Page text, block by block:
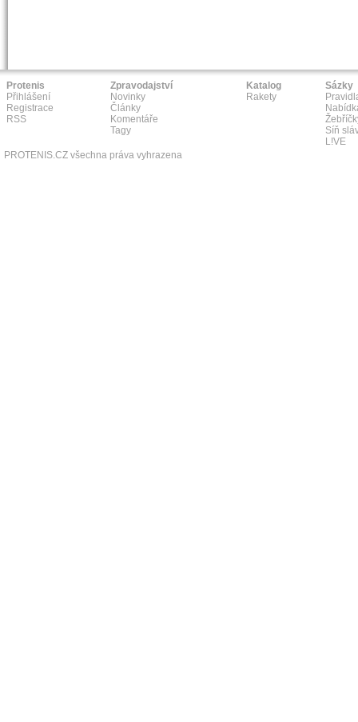
Protenis
Přihlášení
Registrace
RSS
Zpravodajství
Novinky
Články
Komentáře
Tagy
Katalog
Rakety
Sázky
Síň
L!VE
PROTENIS.CZ všechna práva vyhrazena